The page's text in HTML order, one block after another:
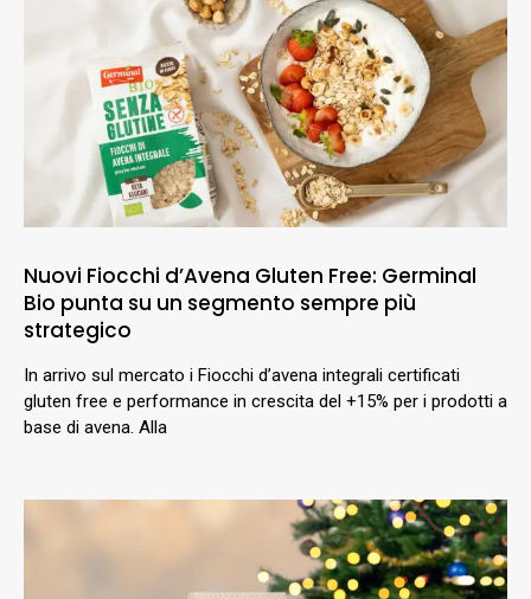
Nuovi Fiocchi d’Avena Gluten Free: Germinal
Bio punta su un segmento sempre più
strategico
In arrivo sul mercato i Fiocchi d’avena integrali certificati
gluten free e performance in crescita del +15% per i prodotti a
base di avena. Alla